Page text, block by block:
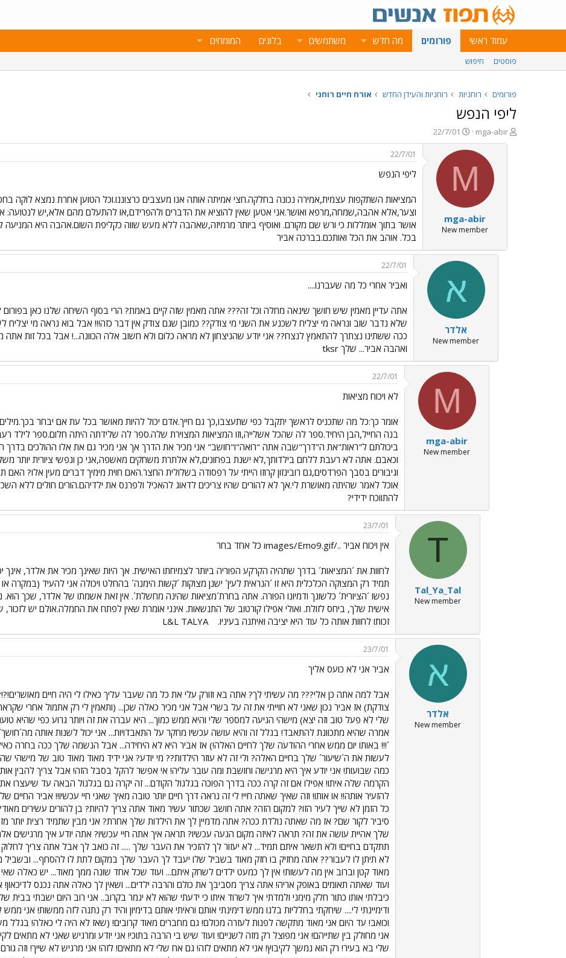
עמוד ראשי פורומים מה חדש משתמשים בלוגים המומחים
פוסטים חיפוש
פורומים רוחניות רוחניות והעידן החדש אורח חיים רוחני
ליפי הנפש
פ
ו
mga-abir
פ
ו
ר
ם
ב
א
ר
י
22/7/01
M
mga-abir
New member
22/7/01
ליפי הנפש
המציאות השתקפות עצמית,אמירה נכונה בחלקה.חצי אמיתה אותה אנו מעצבים כרצוננו.וכל הטוען אחרת נמצא לוקה
וצער,אלא אהבה,שמחה,מרפא ואושר.אני אטען שאין להוציא את הדברים ולהפרידם,או להתעלם מהם אלא,יש
אושר בתוך אומללות כי ורש שם מקורם. ואוסיף ביותר מרמיזה,שאהבה ללא מעש שווה כקליפת השום.אהבה היא
בכל. אוהב את הכל ואותכם.בברכה אביר
א
אלדר
New member
22/7/01
ואביר אחרי כל מה שעברנו....
אתה עדיין מאמין שיש חושך שינאה מחלה וכל זה??? אתה מאמין שזה קיים באמת? הרי בסוף השיחה שלנו כאן
שלא נדבר שוב ונראה מי יצליח לשכנע את השני מי צודק?? כמובן שגם צודק אין דבר כזה!!! אבל בוא נראה מי
ככה ששתינו נצתרך להתאמץ לנצח?? אני יודע שהניצחון לא מראה כלום ולא חשוב אלה הכוונה...! אבל בכל זות אתה
ואהבה אביר... שלך tksr
M
mga-abir
New member
22/7/01
לא ויכוח מציאות
אומר כך:כל מה שתכניס לראשך יתקבל כפי שתעצבו,כך גם חייך.אדם יכול להיות מאושר בכל עת אם יבחר
בנה החייל,הבן היחיד.ספר לה שהכל אשלייה,וזו המציאות המצוירת שלה.ספר לה שלידתה היתה חלום.ספר לילד
ביכולתם ל"ראות"את ה"דרך"שבה אתה "רואה"ו"חושב" אני מכיר את הדרך אך אני מכיר גם את אלו ההולכים בדרך
וכאבם. אתה לא רעבת ללחם בילדותך,לא ישנת בפחונים,לא אלתרת משחקים מאשפה,אני כן ונפשי ציורית יותר
וגיבורים בסבך הפרדסים,גם רובינזון קרוזו הייתי על רפסודה בשלולית החצר.האם חוית מימיך דברים מעין אלו?
אוכל לאמר שהיתה מאושרת לי.אך לא להורים שהיו צריכים לדאוג להאכיל ולפרנס את ילדיהם.הורים חולים ללא
להתווכח ידידי?
T
Tal_Ya_Tal
New member
23/7/01
אין ויכוח אביר ../images/Emo9.gif כל אחד בחר
לחוות את ´המציאות´ בדרך שתהיה הקרקע הפוריה ביותר לצמיחתו האישית. אך היות שאינך מכיר את אלדר, אינך
תמיד רק המצוקה הכלכלית היא זו ´הנראית לעין´ ישנן מצוקות ´קשות הימנה´ בהחלט ויכולה אני להעיד
נפשו ´הציורית´ כלשונך ודמיונו הפורה. אתה בחרת´מציאות שהינה מחשלת´. אין זאת אשמתו של אלדר, שכך
אישית שלך, ביחס לזולת. ואולי אפילו קורטוב של התנשאות. אינני אומרת שאין לפתח את החמלה.אולם יש
זכותו לחוות אותה כל עוד היא יציבה ואיתנה בעיניו.
L&L TALYA
א
אלדר
New member
23/7/01
אביר אני לא כועס אליך
אבל למה אתה כן אלי??? מה עשיתי לך? אתה בא וזורק עלי את כל מה שעבר עליך כאילו לי היה חיים
צודקת) אז אביר נכון שאני לא חוייתי את זה על בשרי אבל אני מכיר כאלה שכן... (ותאמין לי רק אתמול אחרי
שלי לא פעל טוב וזה יצא) מישהי הגיעה למספר שלי והיא ממש כמוך... היא עברה את זה ויותר גרוע כפי שהיא
אמרה שהיא מתכוונת להתאבד! בגלל זה והיא עושה עכשיו מחקר על התאבדויות... אני יכול לשנות אותה
´!!! באותו יום ממש אחרי ההודעה שלך לחיים האלה!) אז אביר היא לא היחידה... אבל הנשמה שלך ככה בחרה
לעשות את ה´שיעור´ שלך בחיים האלה? ולי זה לא עוזר הילדות?? מי יודע? אני ידיד מאוד מאוד טוב של
כמה שבועות! אני יודע איך היא מרגישה וחושבת ומה עובר עליה! אי אפשר להקל בסבל הזה! אבל צריך להבין
הקרמה שלה איתו! אפילו אם זה קרה ככה בדרך הפוכה בגלגול הקודם... זה יקרה גם בגלגול הבאה עד שיעצרו
להזעיר אותה!! או אותו! וזה שאיך שאתה חיי! לי זה נראה דרך חיים יותר טובה מאיך שאני חיי עכשיו!! אביר
כל הזמן לא שייך לעיר הזו? למקום הזה? אתה חושב שכתור עשיר מאוד אתה צריך להיות? בן להורים עשירים
סיביר לקור שם? אז מה שאתה נולדת ככה? אתה מדמיין לך את הילדות שלך אחרת? אני מבין שתמיד רצית יותר
שלך אהיית עושה את זה? תראה לאיזה מקום הגעה עכשיו? תראה איך אתה חיי עכשיו? אתה יודע איך מרגישים
תתקדם בחיים! ולא תשאר איתם תמיד... לא יעזור לך להזכיר את העבר שלך ..... זה כואב לך אבל אתה צריך
מאוד קטן וברוב אין מה לעשות! אין לך כמעט ילדים לשחק איתם... ועוד שכל אחד שונה ממך מאוד... יש כאלה
ועוד שאתה תאומים באופק אריה! אתה צריך מסביבך את כולם והרבה ילדים... ושאין לך כאלה אתה נכנס לדיכאון!
כיבלתי אותו כתור חלק מימני ולמדתי איך לשרוד איתו כי ידעתי שהוא לא יגמר בקרוב.. אני רוב היום ישבתי
ודימיינתי לי.... שיחקתי בחלליות בלגו ממש דימינתי אותם וראיתי אותם בדימיון והיד רק נתנה לזה ממשות! אני
וכואב! עד היום אני מאוד מתקשה לפנות לעזרה מכולם! גם מחברים מאוד קרובים! (שאז לא היה לי כאלה! בגלל
אני מחולק בין שתייהם! אני מפוצל רק מזה לשניים! ועוד שיש בי הרבה בתוכי! אני יודע ומרגיש שאני לא מתאים
שלי בא בעיר! רק הוא נמשך לקיבוץ! אני לא מתאים לזה! גם אח שלי לא מתאים! לזה! אני מרגיש לא שייך! וזה גורם